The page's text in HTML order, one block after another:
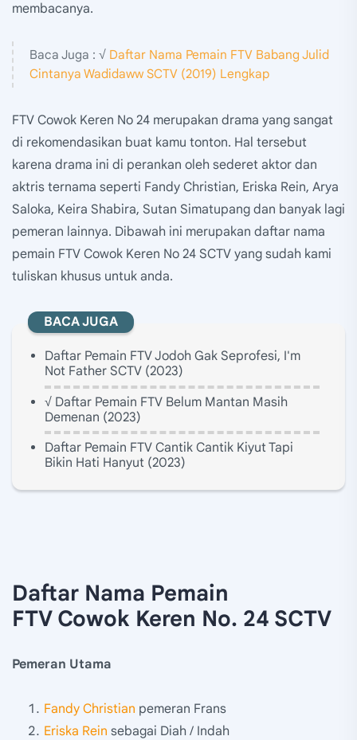
membacanya.
Baca Juga : √ Daftar Nama Pemain FTV Babang Julid
Cintanya Wadidaww SCTV (2019) Lengkap
FTV Cowok Keren No 24 merupakan drama yang sangat
di rekomendasikan buat kamu tonton. Hal tersebut
karena drama ini di perankan oleh sederet aktor dan
aktris ternama seperti Fandy Christian, Eriska Rein, Arya
Saloka, Keira Shabira, Sutan Simatupang dan banyak lagi
pemeran lainnya. Dibawah ini merupakan daftar nama
pemain FTV Cowok Keren No 24 SCTV yang sudah kami
tuliskan khusus untuk anda.
BACA JUGA
Daftar Pemain FTV Jodoh Gak Seprofesi, I'm
Not Father SCTV (2023)
√ Daftar Pemain FTV Belum Mantan Masih
Demenan (2023)
Daftar Pemain FTV Cantik Cantik Kiyut Tapi
Bikin Hati Hanyut (2023)
Daftar Nama Pemain
FTV Cowok Keren No. 24 SCTV
Pemeran Utama
Fandy Christian pemeran Frans
Eriska Rein sebagai Diah / Indah